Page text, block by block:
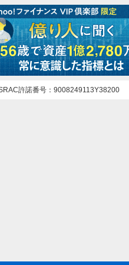
許諾番号 9008249113Y38200